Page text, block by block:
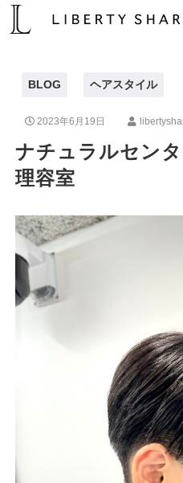
BLOG ヘアスタイル
2023年6月19日
ナチュラルセンタ
理容室